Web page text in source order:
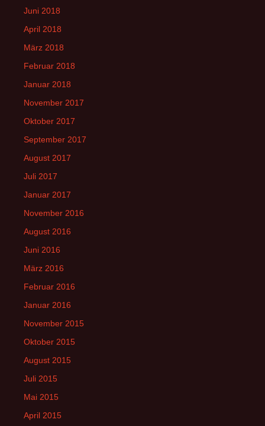
Juni 2018
April 2018
März 2018
Februar 2018
Januar 2018
November 2017
Oktober 2017
September 2017
August 2017
Juli 2017
Januar 2017
November 2016
August 2016
Juni 2016
März 2016
Februar 2016
Januar 2016
November 2015
Oktober 2015
August 2015
Juli 2015
Mai 2015
April 2015